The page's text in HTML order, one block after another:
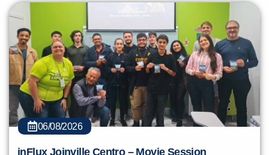
06/08/2026
inFlux Joinville Centro – Movie Session